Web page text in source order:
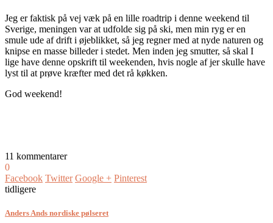
Jeg er faktisk på vej væk på en lille roadtrip i denne weekend til
Sverige, meningen var at udfolde sig på ski, men min ryg er en
smule ude af drift i øjeblikket, så jeg regner med at nyde naturen og
knipse en masse billeder i stedet. Men inden jeg smutter, så skal I
lige have denne opskrift til weekenden, hvis nogle af jer skulle have
lyst til at prøve kræfter med det rå køkken.
God weekend!
11 kommentarer
0
Facebook Twitter Google + Pinterest
tidligere
Anders Ands nordiske pølseret